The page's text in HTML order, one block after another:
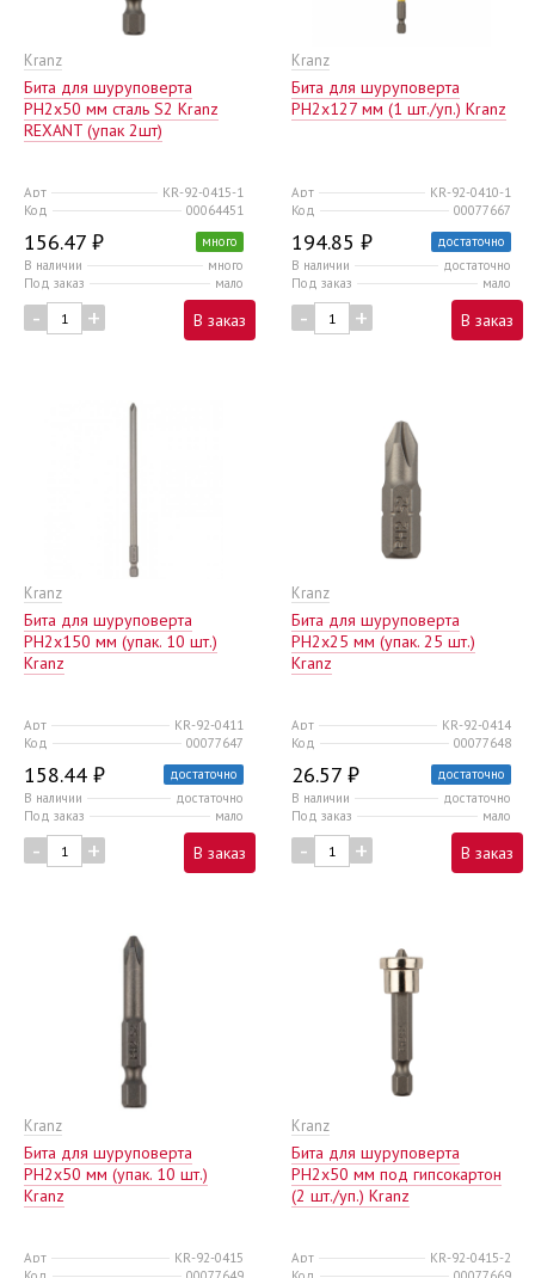
Kranz
Бита для шуруповерта
PH2x50 мм сталь S2 Kranz
REXANT (упак 2шт)
Арт
KR-92-0415-1
Код
00064451
156.47 ₽
много
В наличии
много
Под заказ
мало
- + В заказ
Kranz
Бита для шуруповерта
PH2х127 мм (1 шт./уп.) Kranz
Арт
KR-92-0410-1
Код
00077667
194.85 ₽
достаточно
В наличии
достаточно
Под заказ
мало
- + В заказ
Kranz
Бита для шуруповерта
PH2х150 мм (упак. 10 шт.)
Kranz
Арт
KR-92-0411
Код
00077647
158.44 ₽
достаточно
В наличии
достаточно
Под заказ
мало
- + В заказ
Kranz
Бита для шуруповерта
PH2х25 мм (упак. 25 шт.)
Kranz
Арт
KR-92-0414
Код
00077648
26.57 ₽
достаточно
В наличии
достаточно
Под заказ
мало
- + В заказ
Kranz
Бита для шуруповерта
PH2х50 мм (упак. 10 шт.)
Kranz
Арт
KR-92-0415
Kranz
Бита для шуруповерта
PH2х50 мм под гипсокартон
(2 шт./уп.) Kranz
Арт
KR-92-0415-2